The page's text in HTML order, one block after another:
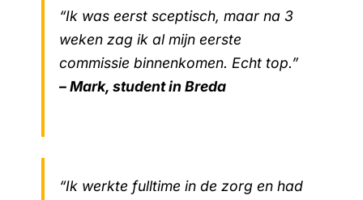
“Ik was eerst sceptisch, maar na 3
weken zag ik al mijn eerste
commissie binnenkomen. Echt top.”
– Mark, student in Breda
“Ik werkte fulltime in de zorg en had